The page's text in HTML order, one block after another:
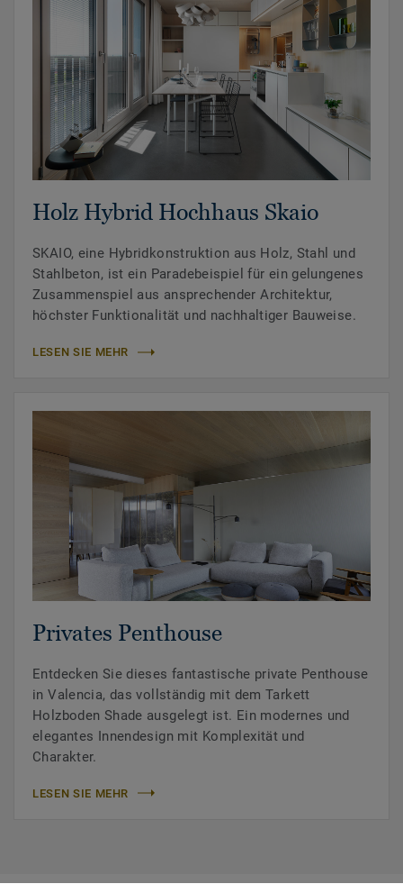
Holz Hybrid Hochhaus Skaio
SKAIO, eine Hybridkonstruktion aus Holz, Stahl und
Stahlbeton, ist ein Paradebeispiel für ein gelungenes
Zusammenspiel aus ansprechender Architektur,
höchster Funktionalität und nachhaltiger Bauweise.
LESEN SIE MEHR
Privates Penthouse
Entdecken Sie dieses fantastische private Penthouse
in Valencia, das vollständig mit dem Tarkett
Holzboden Shade ausgelegt ist. Ein modernes und
elegantes Innendesign mit Komplexität und
Charakter.
LESEN SIE MEHR